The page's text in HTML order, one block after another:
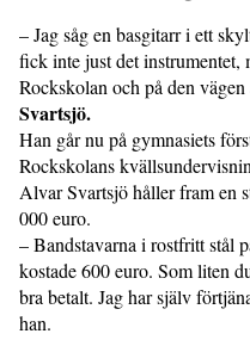
– Jag såg en basgitarr i ett
fick inte just det instru­mentet,
Rockskolan och på den
Svartsjö.
Han går nu på gymnasiets
Rock­skolans
Alvar Svartsjö håller fram en
000 euro.
– Bandstavarna i rostfritt stål
kostade 600 euro. Som liten
bra betalt. Jag har själv
han.